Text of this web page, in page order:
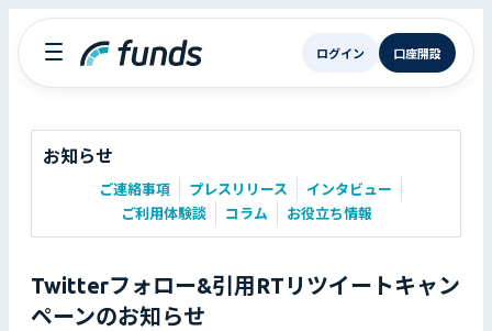
ログイン 口座開設
お知らせ
ご連絡事項 プレスリリース
インタビュー
ご利用体験談
コラム お役立ち情報
Twitterフォロー&引用RTリツイートキャン
ペーンのお知らせ